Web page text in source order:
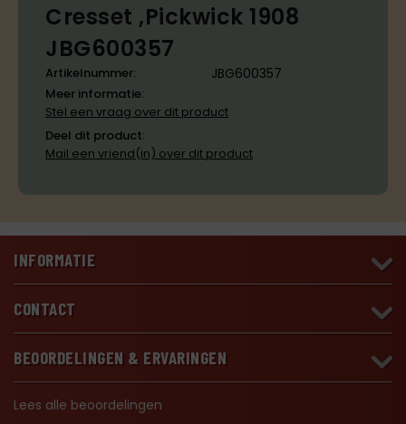
Cresset ,Pickwick 1908
JBG600357
Artikelnummer: JBG600357
Meer informatie:
Stel een vraag over dit product
Deel dit product:
Mail een vriend(in) over dit product
INFORMATIE
CONTACT
BEOORDELINGEN & ERVARINGEN
Lees alle beoordelingen